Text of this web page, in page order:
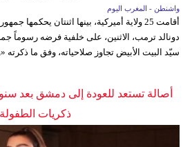
واشنطن - المغرب اليوم
أقامت 25 ولاية أميركية، بينها اثنتان
سيّد البيت الأبيض تجاوز صلاحياته، وفق ما ذكرته
أصالة تستعد للعودة إلى دمشق بعد
ذكريات الطفولة